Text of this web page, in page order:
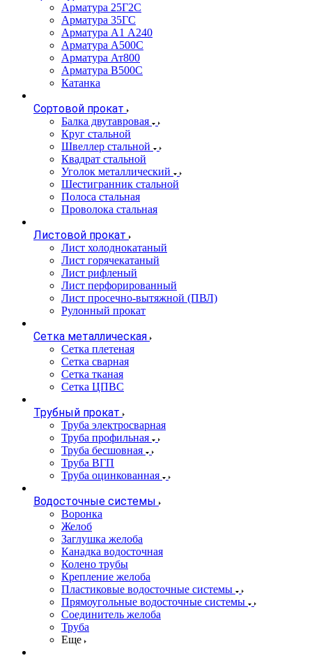
Арматура 25Г2С
Арматура 35ГС
Арматура А1 А240
Арматура А500С
Арматура Ат800
Арматура В500С
Катанка
Сортовой прокат
Балка двутавровая
Круг стальной
Швеллер стальной
Квадрат стальной
Уголок металлический
Шестигранник стальной
Полоса стальная
Проволока стальная
Листовой прокат
Лист холоднокатаный
Лист горячекатаный
Лист рифленый
Лист перфорированный
Лист просечно-вытяжной (ПВЛ)
Рулонный прокат
Сетка металлическая
Сетка плетеная
Сетка сварная
Сетка тканая
Сетка ЦПВС
Трубный прокат
Труба электросварная
Труба профильная
Труба бесшовная
Труба ВГП
Труба оцинкованная
Водосточные системы
Воронка
Желоб
Заглушка желоба
Канадка водосточная
Колено трубы
Крепление желоба
Пластиковые водосточные системы
Прямоугольные водосточные системы
Соединитель желоба
Труба
Еще